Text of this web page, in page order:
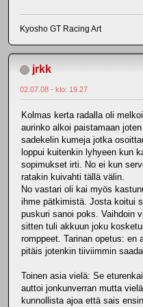
Kyosho GT Racing Art
jrkk
02.07.08 - klo: 19.27
Kolmas kerta radalla oli
aurinko alkoi paistamaan
sadekelin kumeja jotka
loppui kuitenkin lyhyeen kun
sopimukset irti. No ei kun
ratakin kuivahti tällä välin.
No vastari oli kai myös
ihme pätkimistä. Josta koitui
puskuri sanoi poks. Vaihdoin
sitten tuli akkuun joku
romppeet. Tarinan opetus: en
pitäis jotenkin tiiviimmin
Toinen asia vielä: Se
auttoi jonkunverran mutta
kunnollista ajoa että sais